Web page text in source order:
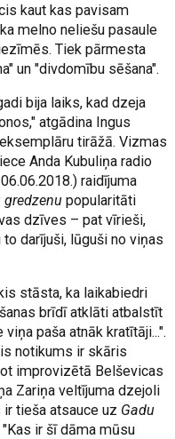
kaut kas pavisam
melno neliešu pasaule
Tiek pārmesta
un "divdomību sēšana".
bija laiks, kad dzeja
atgādina Ingus
tirāžā. Vizmas
Anda Kubuliņa radio
raidījuma
gredzenu popularitāti
dzīves – pat vīrieši,
darījuši, lūguši no viņas
stāsta, ka laikabiedri
brīdī atklāti atbalstīt
paša atnāk kratītāji...".
notikums ir skāris
improvizētā Belševicas
Zariņa veltījuma dzejoli
tieša atsauce uz Gadu
ir šī dāma mūsu